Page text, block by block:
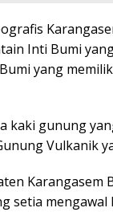
Inti Bumi
yang
kaki gunung
Vulkanik
Karangasem
setia